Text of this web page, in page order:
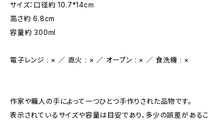
サイズ：口径約 10.7*14cm
高さ約 6.8cm
容量約 300ml
電子レンジ : × ／ 直火 : × ／ オーブン : × ／ 食洗機 : ×
作家や職人の手によって一つひとつ手作りされた品物です。
表示されているサイズや容量は目安であり、多少の誤差があるこ